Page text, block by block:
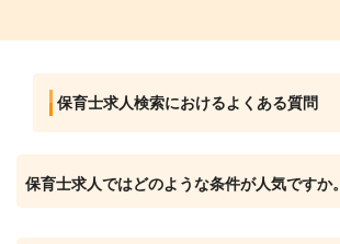
保育士求人検索におけるよくある質問
保育士求人ではどのような条件が人気ですか。